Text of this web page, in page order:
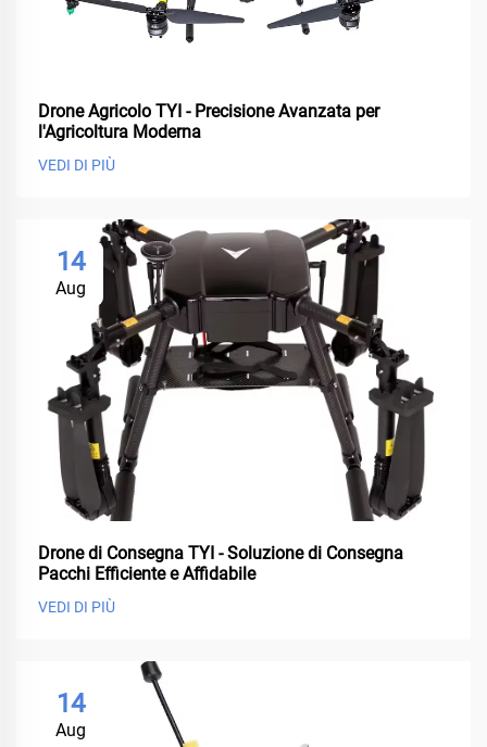
Drone Agricolo TYI - Precisione Avanzata per
l'Agricoltura Moderna
VEDI DI PIÙ
14
Aug
Drone di Consegna TYI - Soluzione di Consegna
Pacchi Efficiente e Affidabile
VEDI DI PIÙ
14
Aug